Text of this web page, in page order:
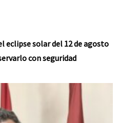
eclipse solar del 12 de agosto
con seguridad